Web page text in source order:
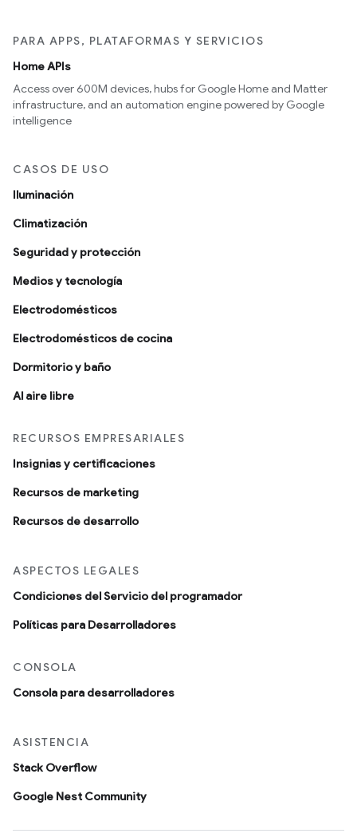
PARA APPS, PLATAFORMAS Y SERVICIOS
Home APIs
Access over 600M devices, hubs for Google Home and Matter
infrastructure, and an automation engine powered by Google
intelligence
CASOS DE USO
Iluminación
Climatización
Seguridad y protección
Medios y tecnología
Electrodomésticos
Electrodomésticos de cocina
Dormitorio y baño
Al aire libre
RECURSOS EMPRESARIALES
Insignias y certificaciones
Recursos de marketing
Recursos de desarrollo
ASPECTOS LEGALES
Condiciones del Servicio del programador
Políticas para Desarrolladores
CONSOLA
Consola para desarrolladores
ASISTENCIA
Stack Overflow
Google Nest Community